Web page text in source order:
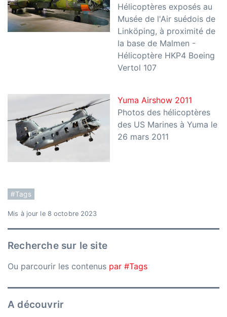
Hélicoptères exposés au
Musée de l'Air suédois de
Linköping, à proximité de
la base de Malmen -
Hélicoptère HKP4 Boeing
Vertol 107
Yuma Airshow 2011
Photos des hélicoptères
des US Marines à Yuma le
26 mars 2011
#Tags
Mis à jour le 8 octobre 2023
Recherche sur le site
Ou parcourir les contenus par #Tags
A découvrir